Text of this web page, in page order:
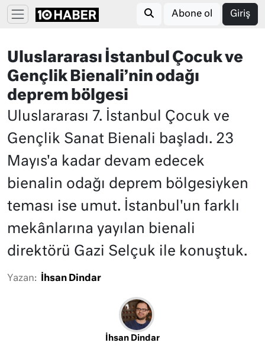
Abone ol Giriş
Uluslararası İstanbul Çocuk ve
Gençlik Bienali’nin odağı
deprem bölgesi
Uluslararası 7. İstanbul Çocuk ve
Gençlik Sanat Bienali başladı. 23
Mayıs'a kadar devam edecek
bienalin odağı deprem bölgesiyken
teması ise umut. İstanbul'un farklı
mekânlarına yayılan bienali
direktörü Gazi Selçuk ile konuştuk.
Yazan: İhsan Dindar
İhsan Dindar